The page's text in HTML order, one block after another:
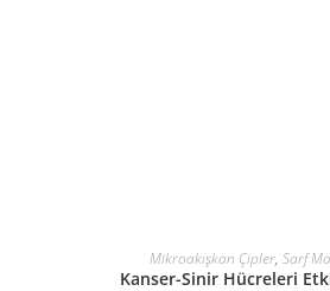
DEVAMINI OKU
Mikroakışkan Çipler, Sarf
Kanser-Sinir Hücreleri